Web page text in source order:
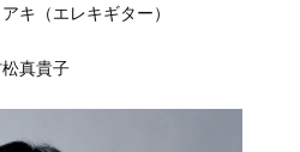
（エレキギター）
真貴子